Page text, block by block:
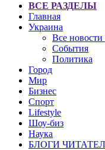
ВСЕ РАЗДЕЛЫ
Главная
Украина
Все новости
События
Политика
Город
Мир
Бизнес
Спорт
Lifestyle
Шоу-биз
Наука
БЛОГИ